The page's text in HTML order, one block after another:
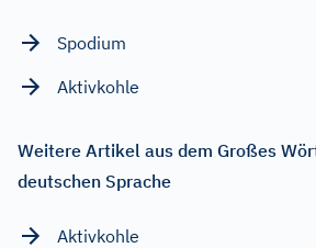
Spodium
Aktivkohle
Weitere Artikel aus dem Großes
deutschen Sprache
Aktivkohle